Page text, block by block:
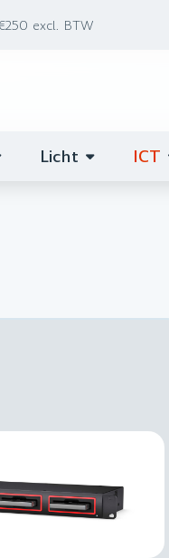
excl. BTW
Licht ICT